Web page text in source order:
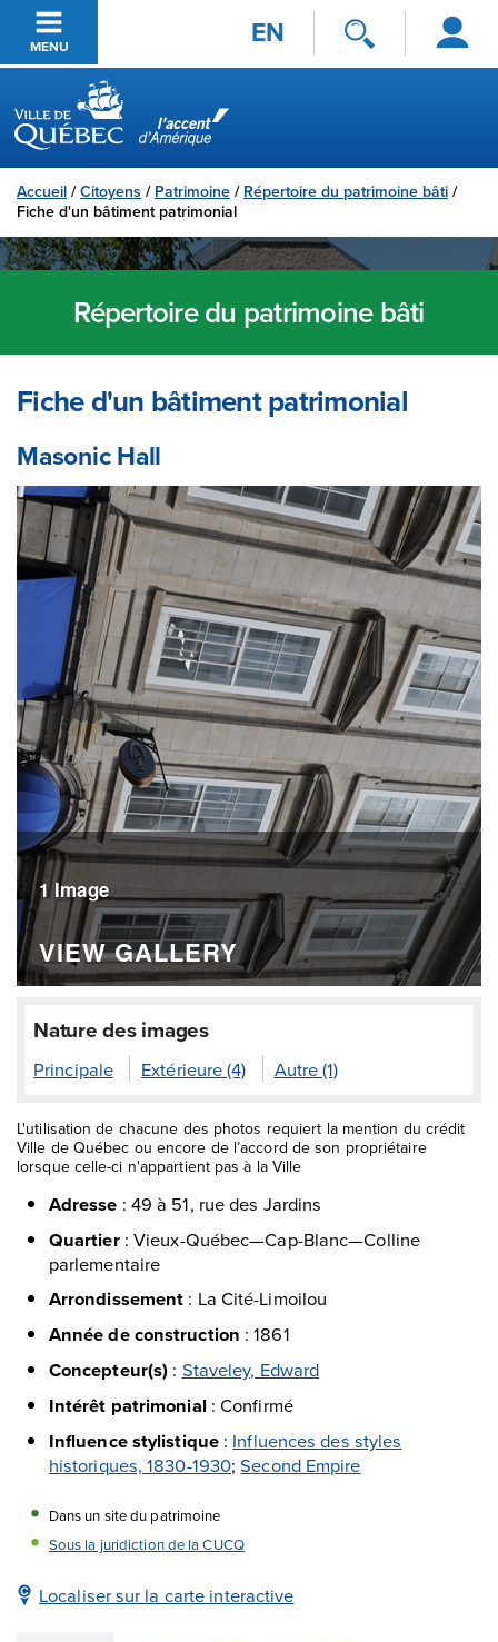
Passer au contenu principal
MENU EN
Se
connecter
Ville de Québec
Accueil /Citoyens / Patrimoine / Répertoire du patrimoine bâti /
Fiche d'un bâtiment patrimonial
Répertoire du patrimoine bâti
Fiche d'un bâtiment patrimonial
Masonic Hall
1 Image
VIEW GALLERY
Nature des images
Principale Extérieure (4) Autre (1)
L'utilisation de chacune des photos requiert la mention du crédit
Ville de Québec ou encore de l’accord de son propriétaire
lorsque celle-ci n'appartient pas à la Ville
Adresse : 49 à 51, rue des Jardins
Quartier: Vieux-Québec—Cap-Blanc—Colline
parlementaire
Arrondissement : La Cité-Limoilou
Année de construction :1861
Concepteur(s) : Staveley, Edward
Intérêt patrimonial:Confirmé
Influence stylistique: Influences des styles
historiques, 1830-1930;Second Empire
Dans un site du patrimoine
Sous la juridiction de la CUCQ
Localiser sur la carte interactive